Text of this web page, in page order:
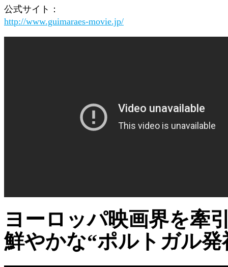
公式サイト：
http://www.guimaraes-movie.jp/
ヨーロッパ映画界を牽
鮮やかな“ポルトガル